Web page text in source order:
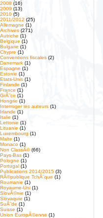
2008 (16)
2009 (13)
2010 (5)
2011/2012 (25)
Allemagne (1)
Archives (271)
Autriche (1)
Belgique (1)
Bulgarie (1)
Chypre (1)
Conventions fiscales (2)
Danemark (1)
Espagne (1)
Estonie (1)
Etats-Unis (1)
Finlande (1)
France (1)
GrÃ¨ce (1)
Hongrie (1)
Interroger les auteurs (1)
Irlande (1)
Italie (1)
Lettonie (1)
Lituanie (1)
Luxembourg (1)
Malte (1)
Monaco (1)
Non ClassÃ©(66)
Pays-Bas (1)
Pologne (1)
Portugal (1)
Publications 2014/2015 (3)
RÃ©publique TchÃ¨que (1)
Roumanie (1)
Royaume-Uni (1)
SlovÃ©nie (1)
Slovaquie (1)
SuÃ¨de (1)
Suisse (1)
Union EuropÃ©enne (1)